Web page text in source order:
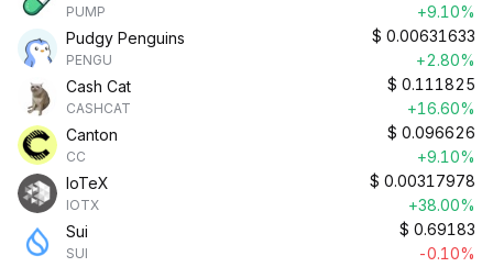
PUMP
+9.10%
Pudgy Penguins
PENGU
$ 0.00631633
+2.80%
Cash Cat
CASHCAT
$ 0.111825
+16.60%
Canton
CC
$ 0.096626
+9.10%
IoTeX
IOTX
$ 0.00317978
+38.00%
Sui
SUI
$ 0.69183
-0.10%